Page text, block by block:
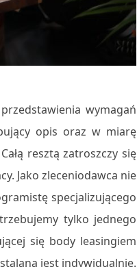
wymagań
opis oraz w miarę
resztą zatroszczy się
Jako zleceniodawca nie
specjalizującego
tylko jednego
się body leasingiem
jest indywidualnie.